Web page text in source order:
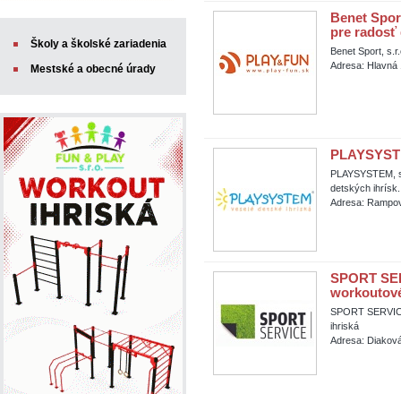
Školy a školské zariadenia
Mestské a obecné úrady
Benet
pre radosť
Benet Sport,
Adresa: Hlavná
detských ihrísk.
Adresa:
SPORT
SPORT
ihriská
Adresa: